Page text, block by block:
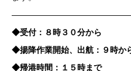
◆受付：８時３０分から
◆揚降作業開始、出航：９時か
◆帰港時間：１５時まで